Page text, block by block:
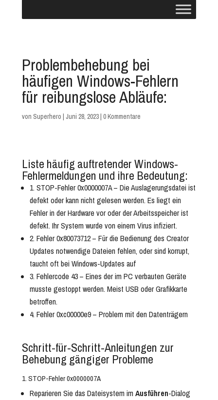
Problembehebung bei
häufigen Windows-Fehlern
für reibungslose Abläufe:
von Superhero | Juni 28, 2023| 0 Kommentare
Liste häufig auftretender Windows-
Fehlermeldungen und ihre Bedeutung:
1. STOP-Fehler 0x0000007A – Die Auslagerungsdatei ist
defekt oder kann nicht gelesen werden. Es liegt ein
Fehler in der Hardware vor oder der Arbeitsspeicher ist
defekt. Ihr System wurde von einem Virus infiziert.
2. Fehler 0x80073712 – Für die Bedienung des Creator
Updates notwendige Dateien fehlen, oder sind korrupt,
taucht oft bei Windows-Updates auf
3. Fehlercode 43 – Eines der im PC verbauten Geräte
musste gestoppt werden. Meist USB oder Grafikkarte
betroffen.
4. Fehler 0xc00000e9 – Problem mit den Datenträgern
Schritt-für-Schritt-Anleitungen zur
Behebung gängiger Probleme
1. STOP-Fehler 0x0000007A
Reparieren Sie das Dateisystem im Ausführen-Dialog